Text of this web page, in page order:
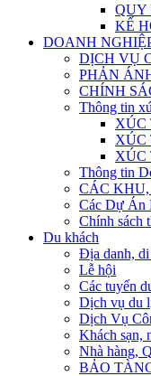
QUY
KẾ
DOANH
DỊCH VỤ
PHẢN
CHÍNH
Thông tin
XÚC
XÚC
XÚC
Thông tin
CÁC
Các Dự Án
Chính sách
Du khách
Địa danh, di
Lễ hội
Các tuyến
Dịch vụ du
Dịch Vụ
Khách sạn,
Nhà hàng,
BẢO